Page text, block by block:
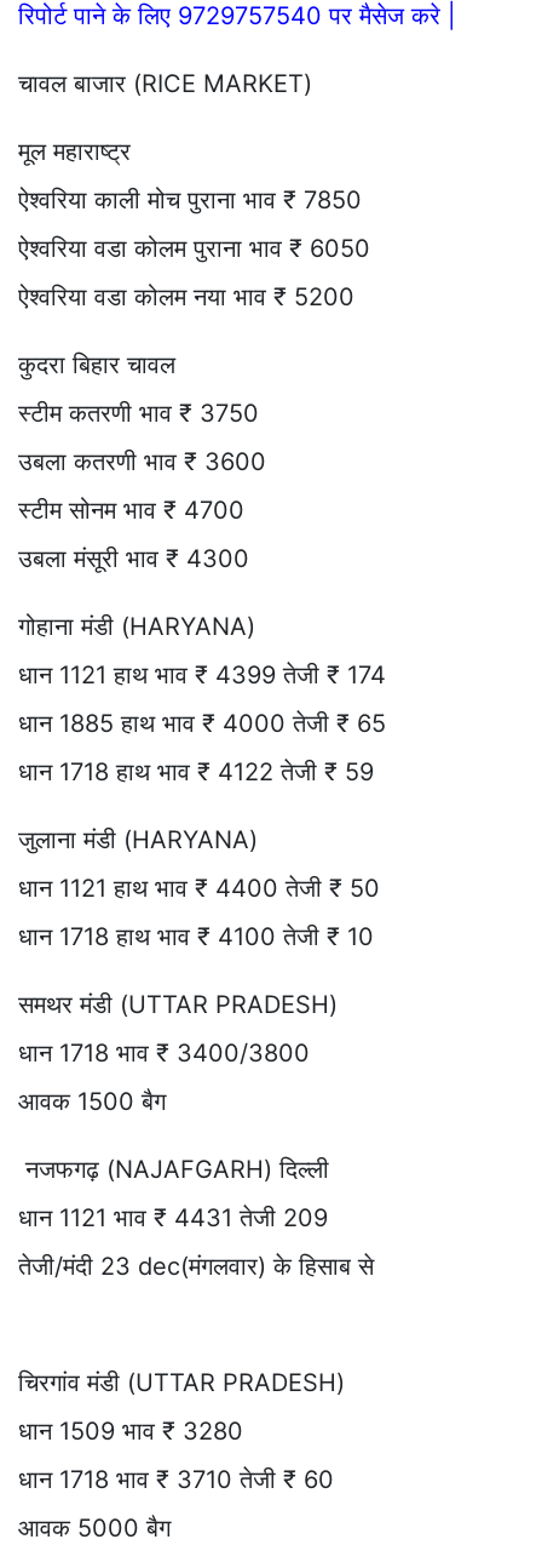
रिपोर्ट पाने के लिए 9729757540 पर मैसेज करे |
चावल बाजार (RICE MARKET)
मूल महाराष्ट्र
ऐश्वरिया काली मोच पुराना भाव ₹ 7850
ऐश्वरिया वडा कोलम पुराना भाव ₹ 6050
ऐश्वरिया वडा कोलम नया भाव ₹ 5200
कुदरा बिहार चावल
स्टीम कतरणी भाव ₹ 3750
उबला कतरणी भाव ₹ 3600
स्टीम सोनम भाव ₹ 4700
उबला मंसूरी भाव ₹ 4300
गोहाना मंडी (HARYANA)
धान 1121 हाथ भाव ₹ 4399 तेजी ₹ 174
धान 1885 हाथ भाव ₹ 4000 तेजी ₹ 65
धान 1718 हाथ भाव ₹ 4122 तेजी ₹ 59
जुलाना मंडी (HARYANA)
धान 1121 हाथ भाव ₹ 4400 तेजी ₹ 50
धान 1718 हाथ भाव ₹ 4100 तेजी ₹ 10
समथर मंडी (UTTAR PRADESH)
धान 1718 भाव ₹ 3400/3800
आवक 1500 बैग
नजफगढ़ (NAJAFGARH) दिल्ली
धान 1121 भाव ₹ 4431 तेजी 209
तेजी/मंदी 23 dec(मंगलवार) के हिसाब से
चिरगांव मंडी (UTTAR PRADESH)
धान 1509 भाव ₹ 3280
धान 1718 भाव ₹ 3710 तेजी ₹ 60
आवक 5000 बैग